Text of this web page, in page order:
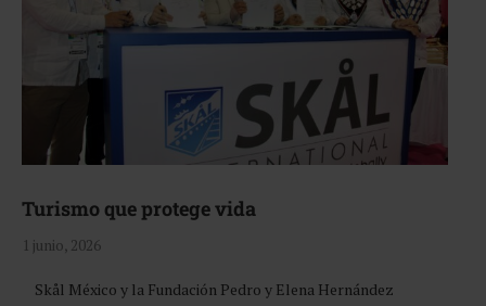
Turismo que protege vida
1 junio, 2026
Skål México y la Fundación Pedro y Elena Hernández